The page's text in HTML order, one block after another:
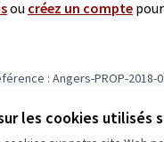
les cookies utilisés
ou créez un compte
: Angers-PROP-2018-